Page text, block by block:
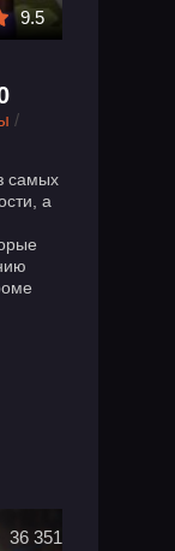
9.5
/
самых
а
36 351